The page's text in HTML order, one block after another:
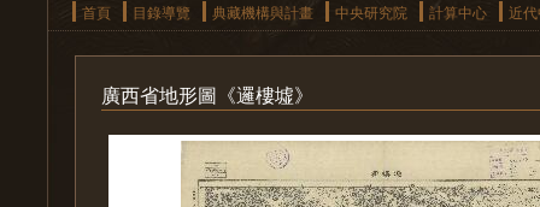
首頁
目錄導覽 典藏機構與計畫 中央研究院 計算中心 近
廣西省地形圖《邏樓墟》